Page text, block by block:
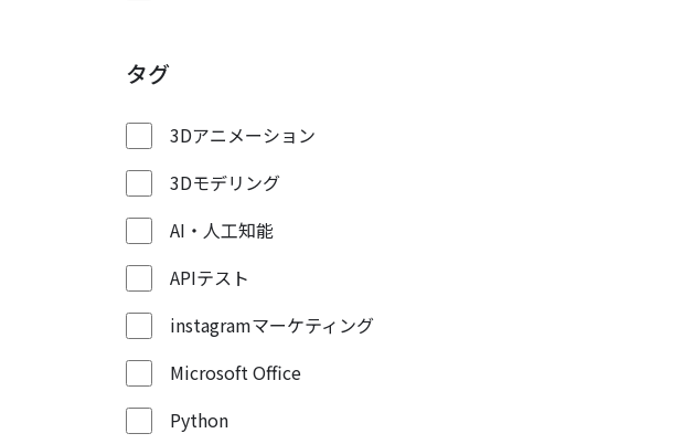
タグ
3Dアニメーション
3Dモデリング
AI・人工知能
APIテスト
instagramマーケティング
Microsoft Office
Python